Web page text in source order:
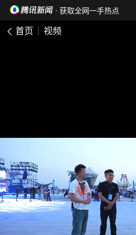
· 获取全网一手热点
首页 视频